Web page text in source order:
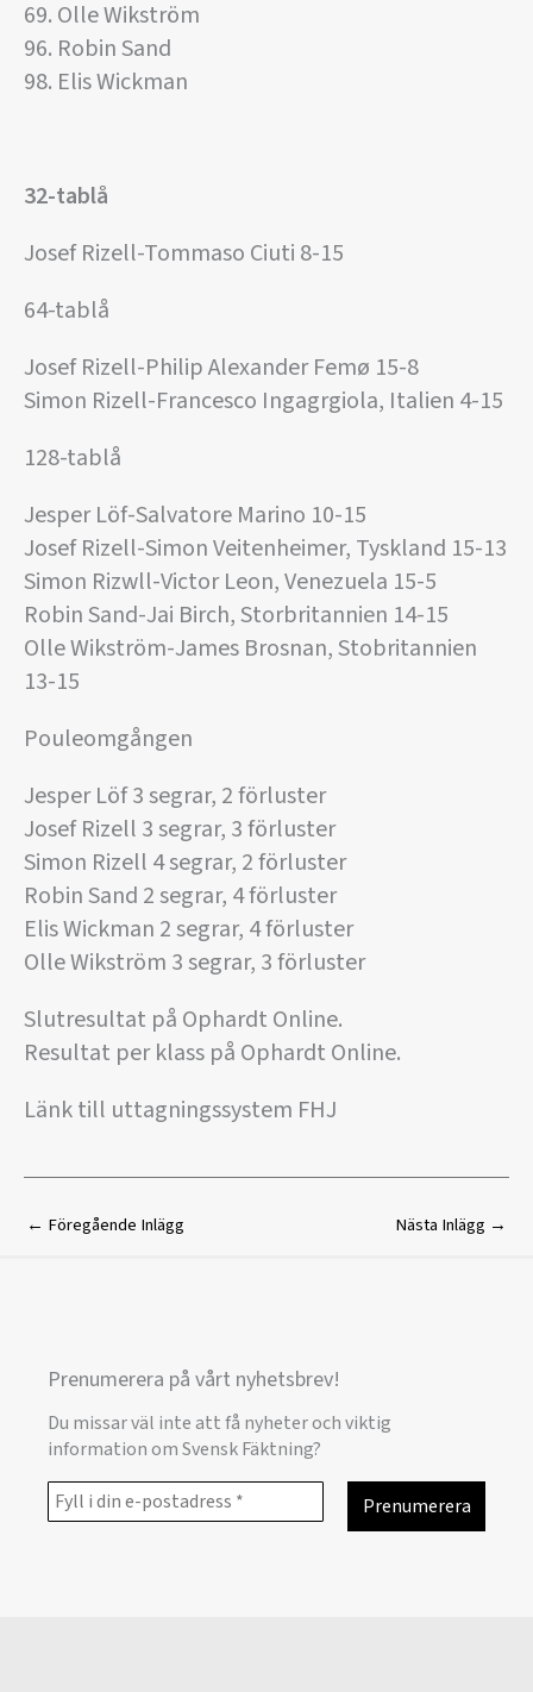
69. Olle Wikström
96. Robin Sand
98. Elis Wickman
32-tablå
Josef Rizell-Tommaso Ciuti 8-15
64-tablå
Josef Rizell-Philip Alexander Femø 15-8
Simon Rizell-Francesco Ingagrgiola, Italien 4-15
128-tablå
Jesper Löf-Salvatore Marino 10-15
Josef Rizell-Simon Veitenheimer, Tyskland 15-13
Simon Rizwll-Victor Leon, Venezuela 15-5
Robin Sand-Jai Birch, Storbritannien 14-15
Olle Wikström-James Brosnan, Stobritannien
13-15
Pouleomgången
Jesper Löf 3 segrar, 2 förluster
Josef Rizell 3 segrar, 3 förluster
Simon Rizell 4 segrar, 2 förluster
Robin Sand 2 segrar, 4 förluster
Elis Wickman 2 segrar, 4 förluster
Olle Wikström 3 segrar, 3 förluster
Slutresultat på Ophardt Online.
Resultat per klass på Ophardt Online.
Länk till uttagningssystem FHJ
← Föregående Inlägg Nästa Inlägg →
Prenumerera på vårt nyhetsbrev!
Du missar väl inte att få nyheter och viktig
information om Svensk Fäktning?